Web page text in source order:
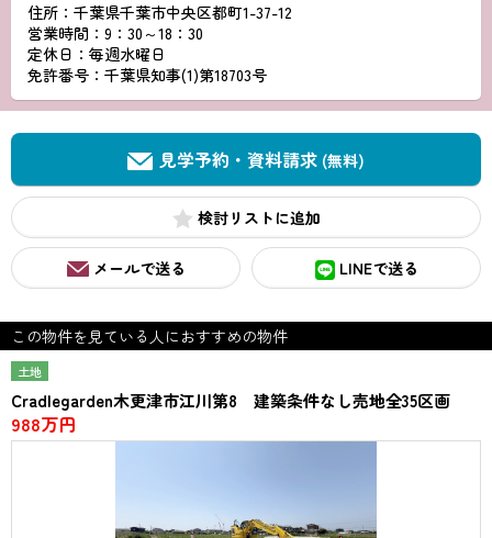
住所：千葉県千葉市中央区都町1-37-12
営業時間：9：30～18：30
定休日：毎週水曜日
免許番号：千葉県知事(1)第18703号
見学予約・資料請求 (無料)
検討リスト
メールで送る LINEで送る
この物件を見ている人におすすめの物件
土地
Cradlegarden木更津市江川第8 建築条件なし売地全35区画
988万円